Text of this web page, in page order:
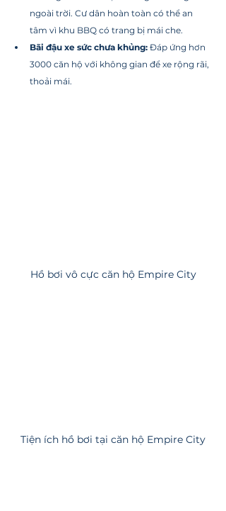
ngoài trời. Cư dân hoàn toàn có thể an
tâm vì khu BBQ có trang bị mái che.
Bãi đậu xe sức chưa khủng: Đáp ứng hơn
3000 căn hộ với không gian để xe rộng rãi,
thoải mái.
Hồ bơi vô cực căn hộ Empire City
Tiện ích hồ bơi tại căn hộ Empire City